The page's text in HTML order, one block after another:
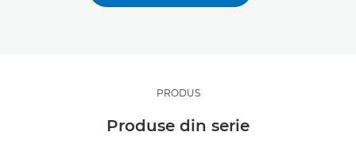
PRODUS
Produse din serie